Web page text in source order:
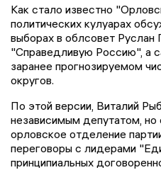
Как стало известно
политических кулуарах
выборах в облсовет Руслан
"Справедливую Россию", а
заранее прогнозируемом
округов.
По этой версии, Виталий
независимым депутатом, но
орловское отделение
переговоры с лидерами
принципиальных